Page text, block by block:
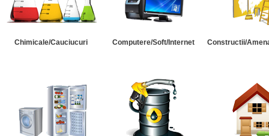
Chimicale/Cauciucuri Computere/Soft/Internet Constructii/